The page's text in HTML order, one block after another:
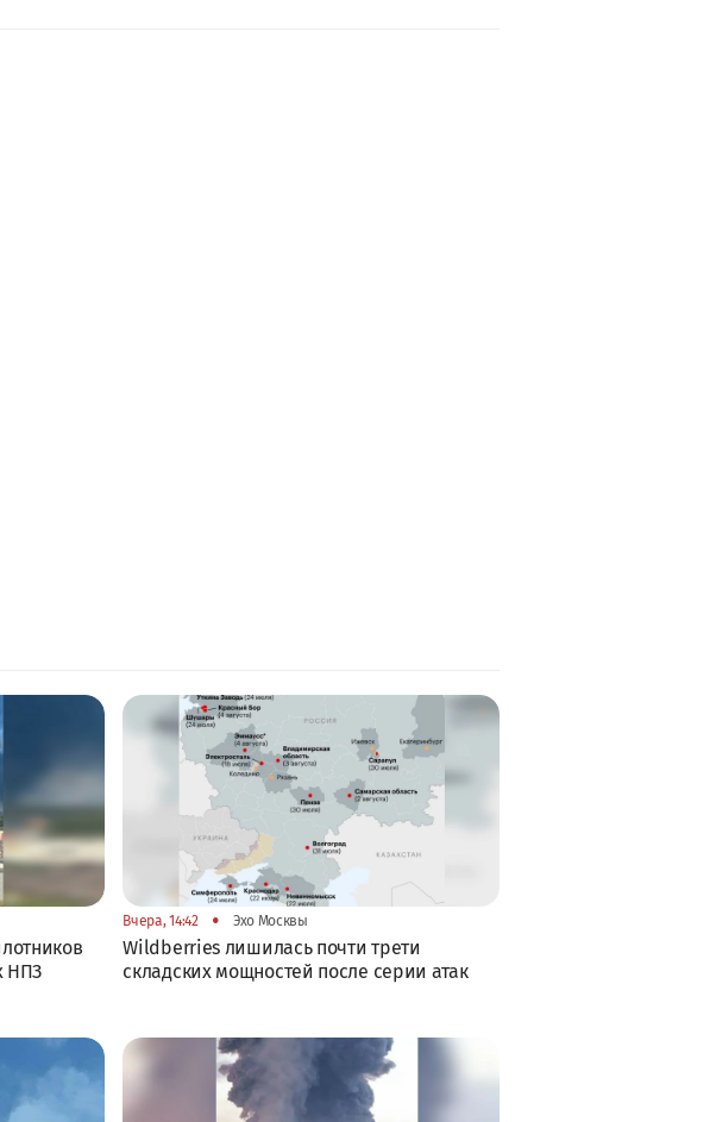
НПЗ
Вчера, 14:42 • Эхо Москвы
Wildberries лишилась почти трети
складских мощностей после серии атак